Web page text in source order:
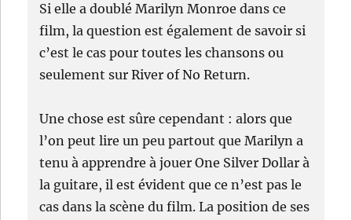
Si elle a doublé Marilyn Monroe dans ce
film, la question est également de savoir si
c’est le cas pour toutes les chansons ou
seulement sur River of No Return.
Une chose est sûre cependant : alors que
l’on peut lire un peu partout que Marilyn a
tenu à apprendre à jouer One Silver Dollar à
la guitare, il est évident que ce n’est pas le
cas dans la scène du film. La position de ses